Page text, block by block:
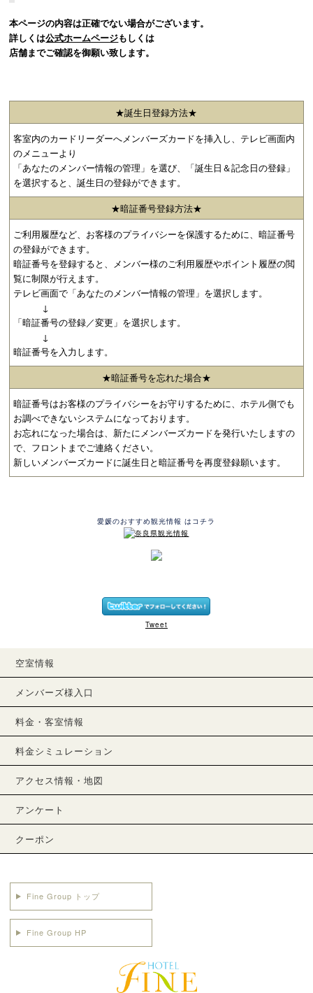
本ページの内容は正確でない場合がございます。
詳しくは公式ホームページもしくは
店舗までご確認を御願い致します。
★誕生日登録方法★
客室内のカードリーダーへメンバーズカードを挿入し、テレビ画面内
のメニューより
「あなたのメンバー情報の管理」を選び、「誕生日＆記念日の登録」
を選択すると、誕生日の登録ができます。
★暗証番号登録方法★
ご利用履歴など、お客様のプライバシーを保護するために、暗証番号
の登録ができます。
暗証番号を登録すると、メンバー様のご利用履歴やポイント履歴の閲
覧に制限が行えます。
テレビ画面で「あなたのメンバー情報の管理」を選択します。
↓
「暗証番号の登録／変更」を選択します。
↓
暗証番号を入力します。
★暗証番号を忘れた場合★
暗証番号はお客様のプライバシーをお守りするために、ホテル側でも
お調べできないシステムになっております。
お忘れになった場合は、新たにメンバーズカードを発行いたしますの
で、フロントまでご連絡ください。
新しいメンバーズカードに誕生日と暗証番号を再度登録願います。
愛媛のおすすめ観光情報 はコチラ
Tweet
空室情報
メンバーズ様入口
料金・客室情報
料金シミュレーション
アクセス情報・地図
アンケート
クーポン
Fine Group トップ
Fine Group HP